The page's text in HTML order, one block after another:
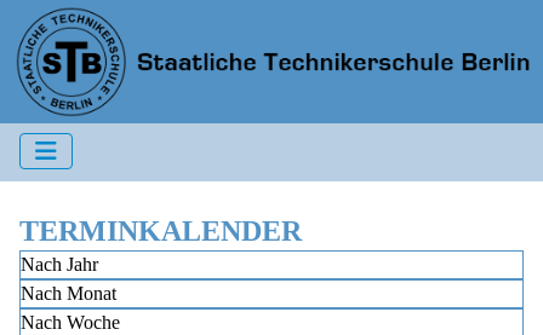
TERMINKALENDER
Nach Jahr
Nach Monat
Nach Woche